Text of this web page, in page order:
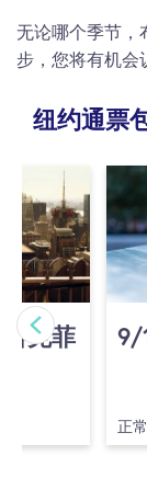
无论哪个季节，
步，您将有机会
纽约通票
克菲 9/​
正